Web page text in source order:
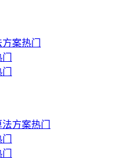
方案热门
方案热门